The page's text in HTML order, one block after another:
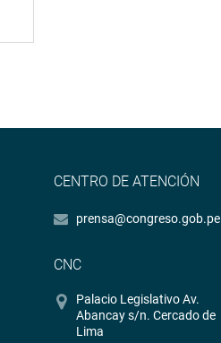
CENTRO DE ATENCIÓN
prensa@congreso.gob.pe
CNC
Palacio Legislativo Av.
Abancay s/n. Cercado de
Lima